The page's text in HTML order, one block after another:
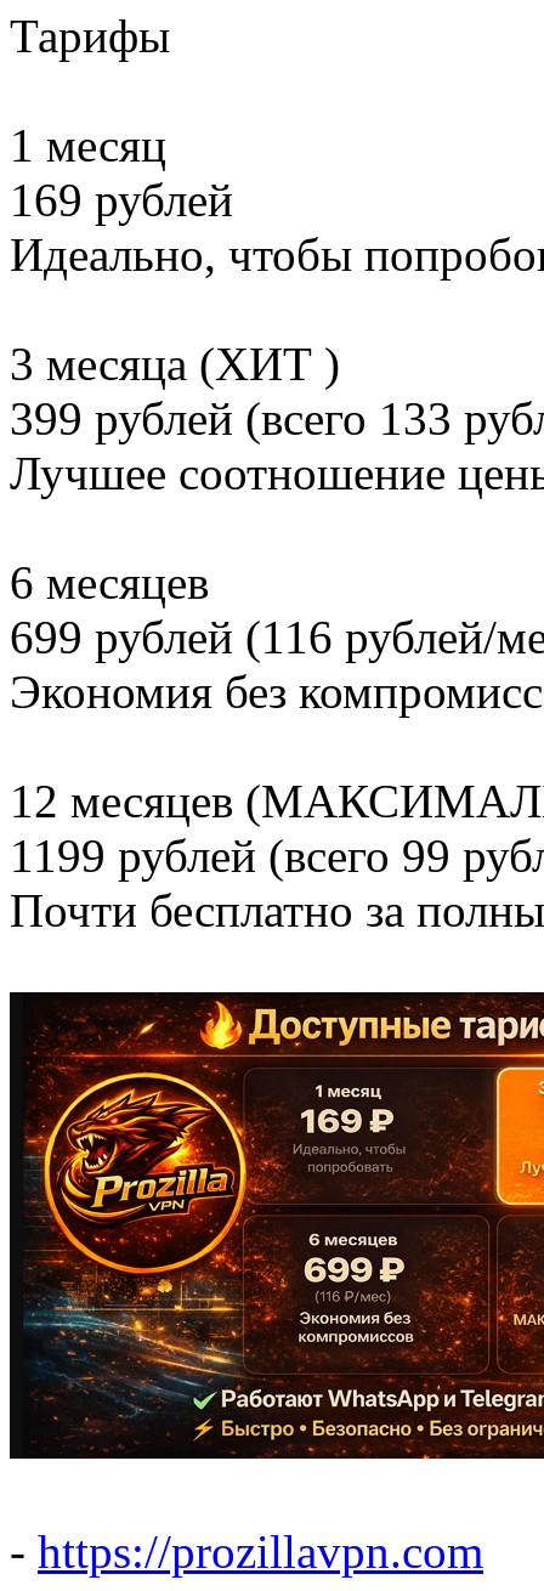
Тарифы
1 месяц
169 рублей
Идеально, чтобы
3 месяца (ХИТ )
399 рублей (всего 133
Лучшее соотношение
6 месяцев
699 рублей (116 рублей/
Экономия без
12 месяцев
1199 рублей (всего 99
Почти бесплатно за
- https://prozillavpn.com